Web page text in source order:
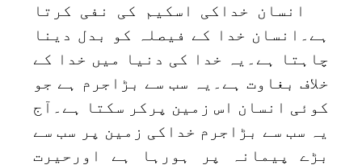
انسان خداکی اسکیم کی نفی کرتا
ہے۔انسان خدا کے فیصلہ کو بدل دینا
چاہتا ہے۔یہ خدا کی دنیا میں خدا کے
خلاف بغاوت ہے۔یہ سب سے بڑاجرم ہے جو
کوئی انسان اس زمین پرکر سکتا ہے۔آج
یہ سب سے بڑاجرم خداکی زمین پر سب سے
بڑے پیمانہ پر ہورہا ہے اورحیرت